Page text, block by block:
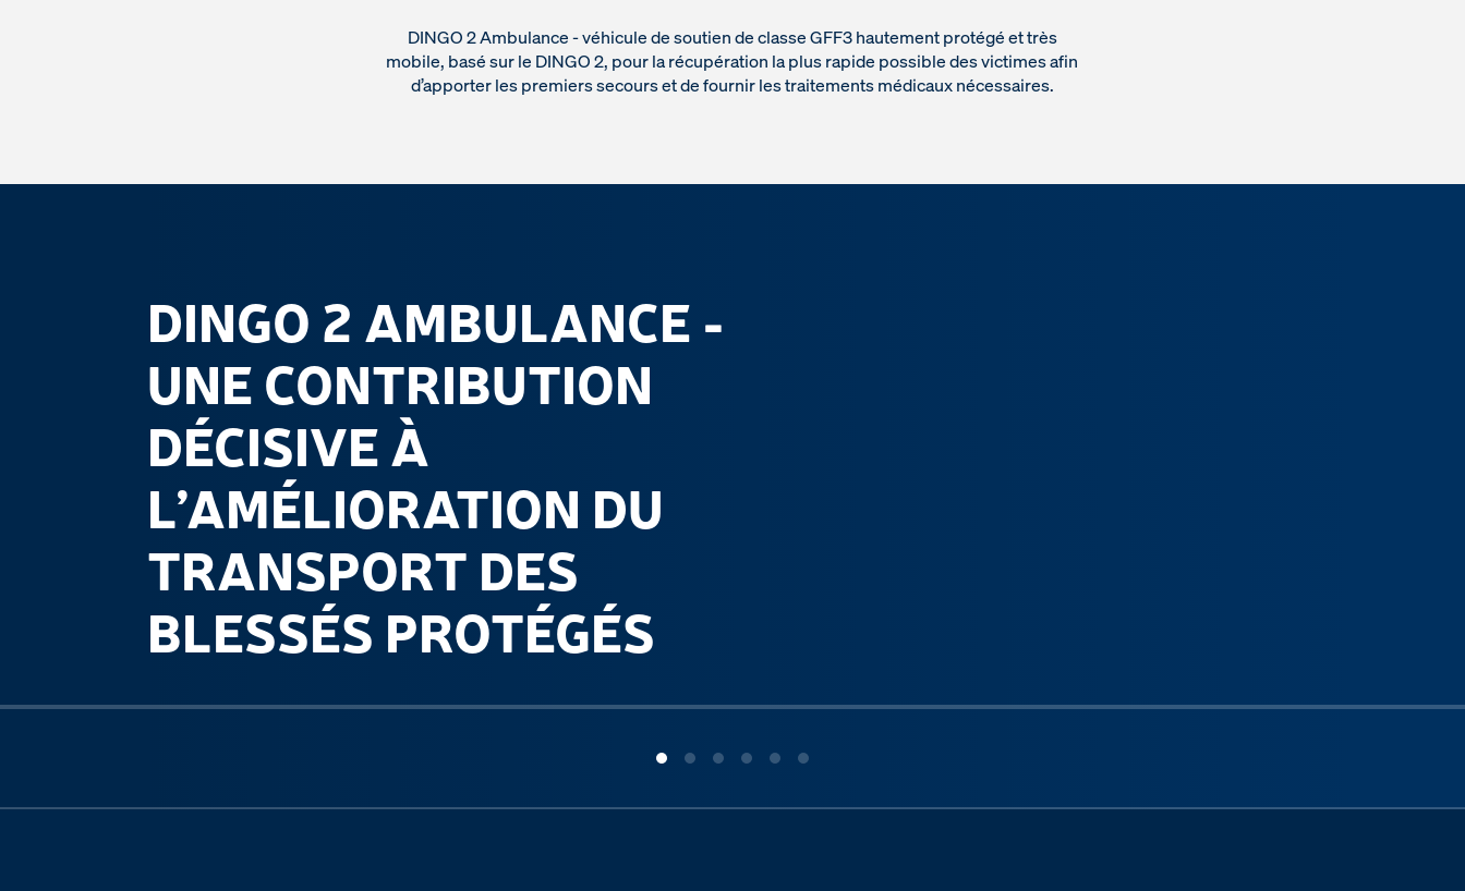
DINGO 2 Ambulance - véhicule de soutien de classe GFF3 hautement protégé et très
mobile, basé sur le DINGO 2, pour la récupération la plus rapide possible des victimes afin
d’apporter les premiers secours et de fournir les traitements médicaux nécessaires.
DINGO 2 AMBULANCE -
UNE CONTRIBUTION
DÉCISIVE À
L’AMÉLIORATION DU
TRANSPORT DES
BLESSÉS PROTÉGÉS